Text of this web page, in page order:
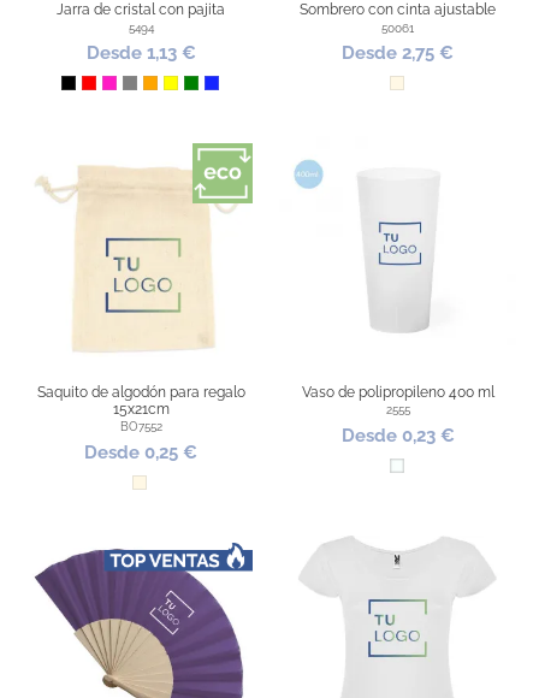
Jarra de cristal con pajita
5494
Desde 1,13 €
Negro
RojoFucsia
GrisNaranja
Amarillo
VerdeAzul Royal
Sombrero con cinta ajustable
50061
Desde 2,75 €
Natural
Saquito de algodón para regalo
15x21cm
BO7552
Desde 0,25 €
Natural
Vaso de polipropileno 400 ml
2555
Desde 0,23 €
Transparente